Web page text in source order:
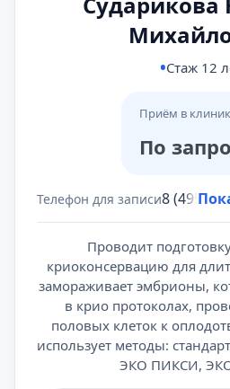
Стаж 12
Приём в
По
Телефон для записи8 (495)
Проводит
криоконсервацию для
замораживает эмбрионы,
в крио протоколах,
половых клеток к
использует методы:
ЭКО ПИКСИ,